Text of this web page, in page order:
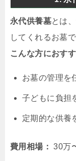
永代供養墓とは
してくれるお墓で
こんな方におすす
お墓の管理を
子どもに負担
定期的な供養
費用相場： 30万